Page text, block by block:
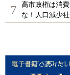
7
高市政権は消
な！人口減少